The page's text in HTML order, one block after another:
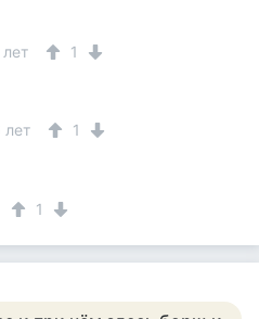
1
лет 1
1